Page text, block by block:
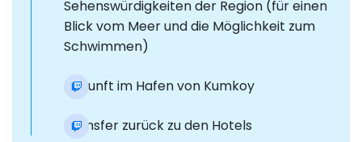
Sehenswürdigkeiten der Region (für einen
Blick vom Meer und die Möglichkeit zum
Schwimmen)
Ankunft im Hafen von Kumkoy
Transfer zurück zu den Hotels